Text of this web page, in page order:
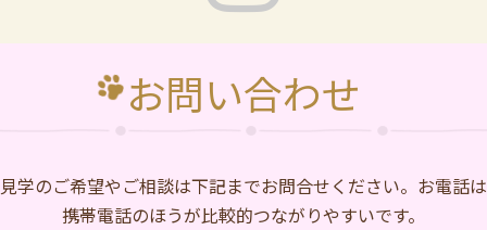
お問い合わせ
⾒学のご希望やご相談は下記までお問合せください。お電話は
携帯電話のほうが比較的つながりやすいです。